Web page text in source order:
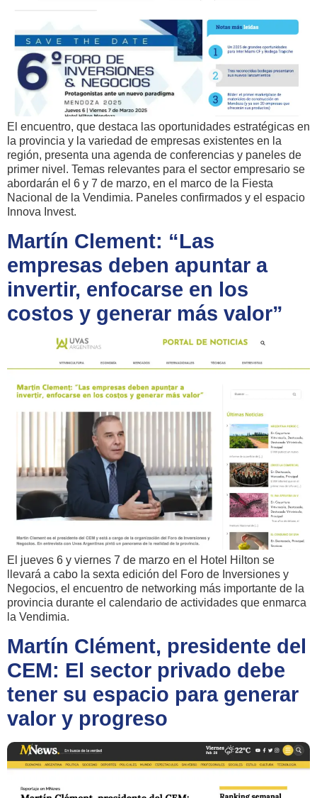
El encuentro, que destaca las oportunidades estratégicas en
la provincia y la variedad de empresas existentes en la
región, presenta una agenda de conferencias y paneles de
primer nivel. Temas relevantes para el sector empresario se
abordarán el 6 y 7 de marzo, en el marco de la Fiesta
Nacional de la Vendimia. Paneles confirmados y el espacio
Innova Invest.
Martín Clement: “Las
empresas deben apuntar a
invertir, enfocarse en los
costos y generar más valor”
El jueves 6 y viernes 7 de marzo en el Hotel Hilton se
llevará a cabo la sexta edición del Foro de Inversiones y
Negocios, el encuentro de networking más importante de la
provincia durante el calendario de actividades que enmarca
la Vendimia.
Martín Clément, presidente del
CEM: El sector privado debe
tener su espacio para generar
valor y progreso